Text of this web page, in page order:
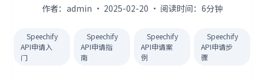
作者：admin · 2025-02-20 · 阅读时间：6分钟
Speechify
API申请入
门
Speechify
API申请指
南
Speechify
API申请案
例
Speechify
API申请步
骤